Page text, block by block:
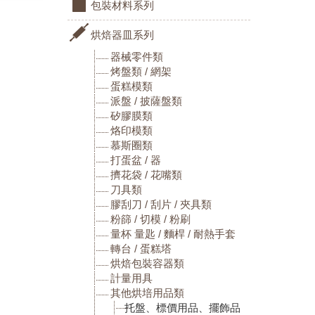
包裝材料系列
烘焙器皿系列
器械零件類
烤盤類 / 網架
蛋糕模類
派盤 / 披薩盤類
矽膠膜類
烙印模類
慕斯圈類
打蛋盆 / 器
擠花袋 / 花嘴類
刀具類
膠刮刀 / 刮片 / 夾具類
粉篩 / 切模 / 粉刷
量杯 量匙 / 麵桿 / 耐熱手套
轉台 / 蛋糕塔
烘焙包裝容器類
計量用具
其他烘培用品類
托盤、標價用品、擺飾品